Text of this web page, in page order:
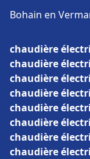
Bohain en
chaudière
chaudière
chaudière
chaudière
chaudière
chaudière
chaudière
chaudière